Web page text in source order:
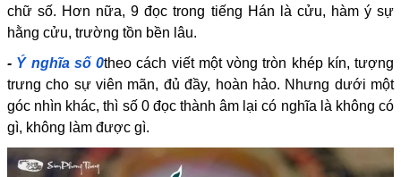
chữ số. Hơn nữa, 9 đọc trong tiếng Hán là cửu, hàm ý sự
hằng cửu, trường tồn bền lâu.
- Ý nghĩa số 0theo cách viết một vòng tròn khép kín, tượng
trưng cho sự viên mãn, đủ đầy, hoàn hảo. Nhưng dưới một
góc nhìn khác, thì số 0 đọc thành âm lại có nghĩa là không có
gì, không làm được gì.